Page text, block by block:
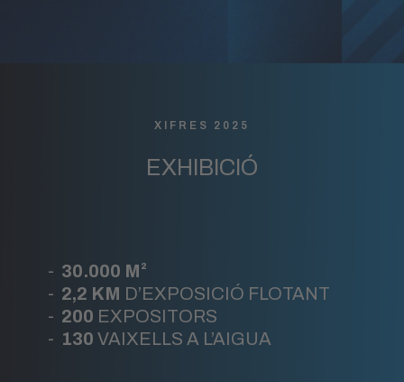
XIFRES 2025
EXHIBICIÓ
30.000 M²
2,2 KM D’EXPOSICIÓ FLOTANT
200 EXPOSITORS
130 VAIXELLS A L’AIGUA